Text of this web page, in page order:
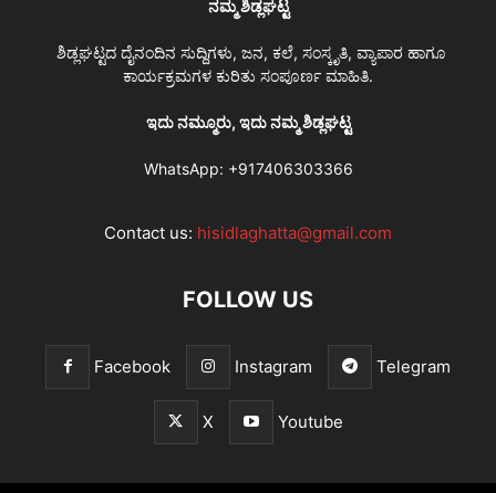
ನಮ್ಮ ಶಿಡ್ಲಘಟ್ಟ
ಶಿಡ್ಲಘಟ್ಟದ ದೈನಂದಿನ ಸುದ್ದಿಗಳು, ಜನ, ಕಲೆ, ಸಂಸ್ಕೃತಿ, ವ್ಯಾಪಾರ ಹಾಗೂ
ಕಾರ್ಯಕ್ರಮಗಳ ಕುರಿತು ಸಂಪೂರ್ಣ ಮಾಹಿತಿ.
ಇದು ನಮ್ಮೂರು, ಇದು ನಮ್ಮ ಶಿಡ್ಲಘಟ್ಟ
WhatsApp: +917406303366
Contact us: hisidlaghatta@gmail.com
FOLLOW US
Facebook Instagram Telegram
X Youtube